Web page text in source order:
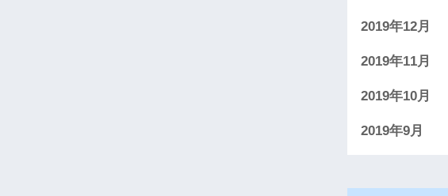
2019年12月
2019年11月
2019年10月
2019年9月